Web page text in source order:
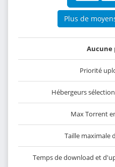
Plus de
Aucune
Priorité
Hébergeurs
Max Torrent
Taille maximale
Temps de download et